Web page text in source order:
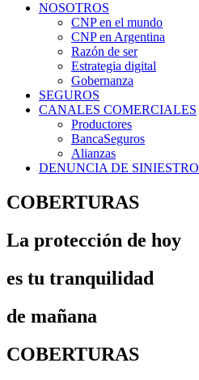
NOSOTROS
CNP en el mundo
CNP en Argentina
Razón de ser
Estrategia digital
Gobernanza
SEGUROS
CANALES COMERCIALES
Productores
BancaSeguros
Alianzas
DENUNCIA DE SINIESTRO
COBERTURAS
La protección de hoy
es tu tranquilidad
de mañana
COBERTURAS